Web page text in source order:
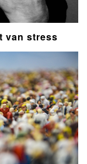
van stress